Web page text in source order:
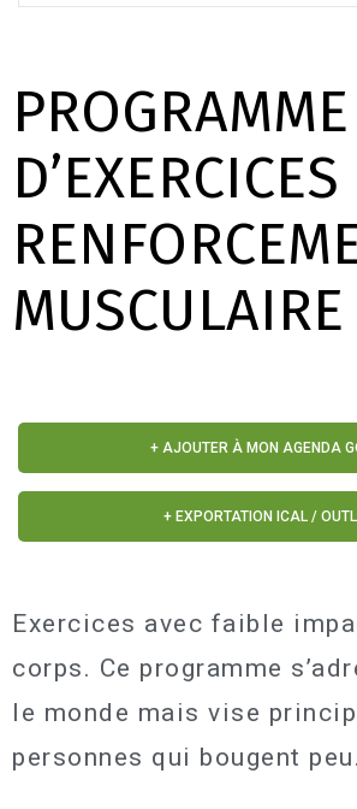
PROGRAMME
MUSCULAIRE
+ AJOUTER À MON AGENDA
+ EXPORTATION ICAL /
Exercices avec faible
corps. Ce programme
le monde mais vise
personnes qui bougent peu.